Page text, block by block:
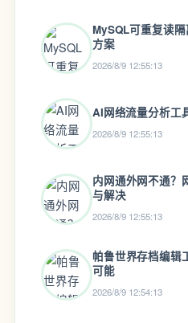
MySQL可重复读
方案
2026/8/9 12:55:13
AI网络流量分析工
2026/8/9 12:55:13
内网通外网不通？
与解决
2026/8/9 12:55:13
帕鲁世界存档编辑
可能
2026/8/9 12:54:13